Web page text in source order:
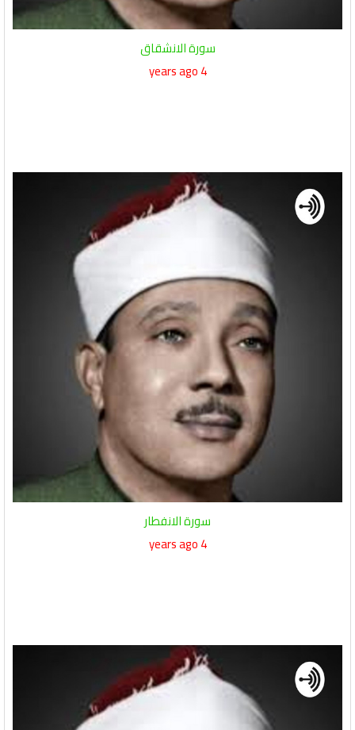
سورة الانشقاق
4 years ago
سورة الانفطار
4 years ago